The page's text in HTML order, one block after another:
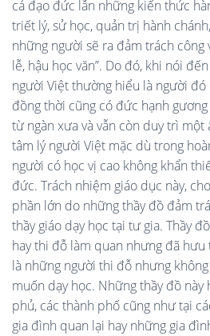
cả đạo đức lẫn những kiến thức
triết lý, sử học, quản trị hành
những người sẽ ra đảm trách công
lễ, hậu học văn”. Do đó, khi nói
người Việt thường hiểu là người
đồng thời cũng có đức hạnh
từ ngàn xưa và vẫn còn duy trì
tâm lý người Việt mặc dù trong
người có học vị cao không khẩn
đức. Trách nhiệm giáo dục này,
phần lớn do những thầy đồ đảm
thầy giáo dạy học tại tư gia. Thầy
hay thi đỗ làm quan nhưng đã hưu
là những người thi đỗ nhưng
muốn dạy học. Những thầy đồ
phủ, các thành phố cũng như tại
gia đình quan lại hay những gia